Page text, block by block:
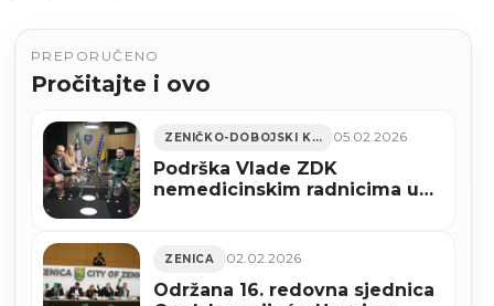
PREPORUČENO
Pročitajte i ovo
ZENIČKO-DOBOJSKI KANTON 05.02.2026
Podrška Vlade ZDK
nemedicinskim radnicima u
ZENICA 02.02.2026
Održana 16. redovna sjednica